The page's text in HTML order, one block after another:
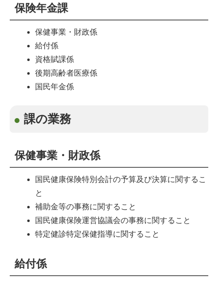
保険年金課
保健事業・財政係
給付係
資格賦課係
後期高齢者医療係
国民年金係
課の業務
保健事業・財政係
国民健康保険特別会計の予算及び決算に関するこ
と
補助金等の事務に関すること
国民健康保険運営協議会の事務に関すること
特定健診特定保健指導に関すること
給付係